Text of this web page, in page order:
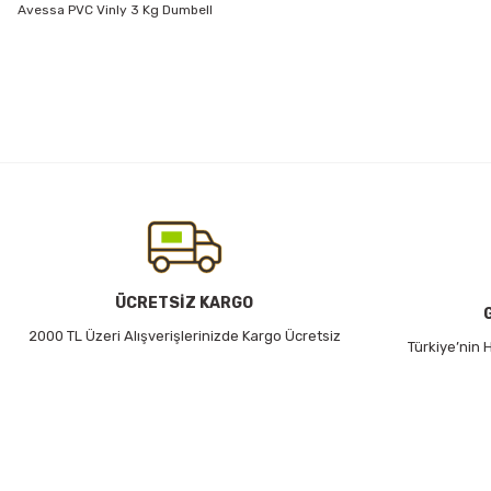
Avessa PVC Vinly 3 Kg Dumbell
Ürün bilgilerinde hatalar bulunuyor.
Ürün fiyatı diğer sitelerden daha pahalı.
Bu ürüne benzer farklı alternatifler olmalı.
ÜCRETSİZ KARGO
2000 TL Üzeri Alışverişlerinizde Kargo Ücretsiz
Türkiye’nin